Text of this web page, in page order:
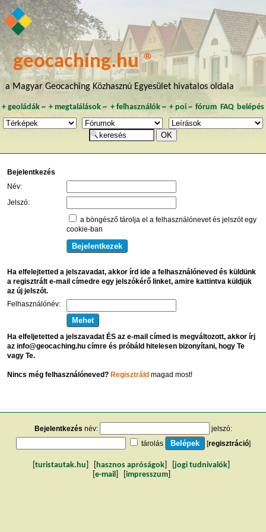
geocaching.hu ®
a Magyar Geocaching Közhasznú Egyesület hivatalos oldala
+ geoládák~ +megtalálások ~ + felhasználók~ + poi~ fórum FAQ belépés
Bejelentkezés
Név:
Jelszó:
a böngésző tárolja el a felhasználónevet és jelszót egy
cookie-ban
Ha elfelejtetted a jelszavadat, akkor írd ide a felhasználóneved és küldünk
a regisztrált e-mail címedre egy jelszókérő linket, amire kattintva küldjük
az új jelszót.
Felhasználónév:
Ha elfeljetetted a jelszavadat ÉS az e-mail címed is megváltozott, akkor írj
az info@geocaching.hu címre és próbáld hitelesen bizonyítani, hogy Te
vagy Te.
Nincs még felhasználóneved? Regisztráldmagad most!
Bejelentkezés név:
jelszó:
tárolás
[regisztráció]
turistautak.hu hasznos apróságok jogi tudnivalók
e-mail impresszum]